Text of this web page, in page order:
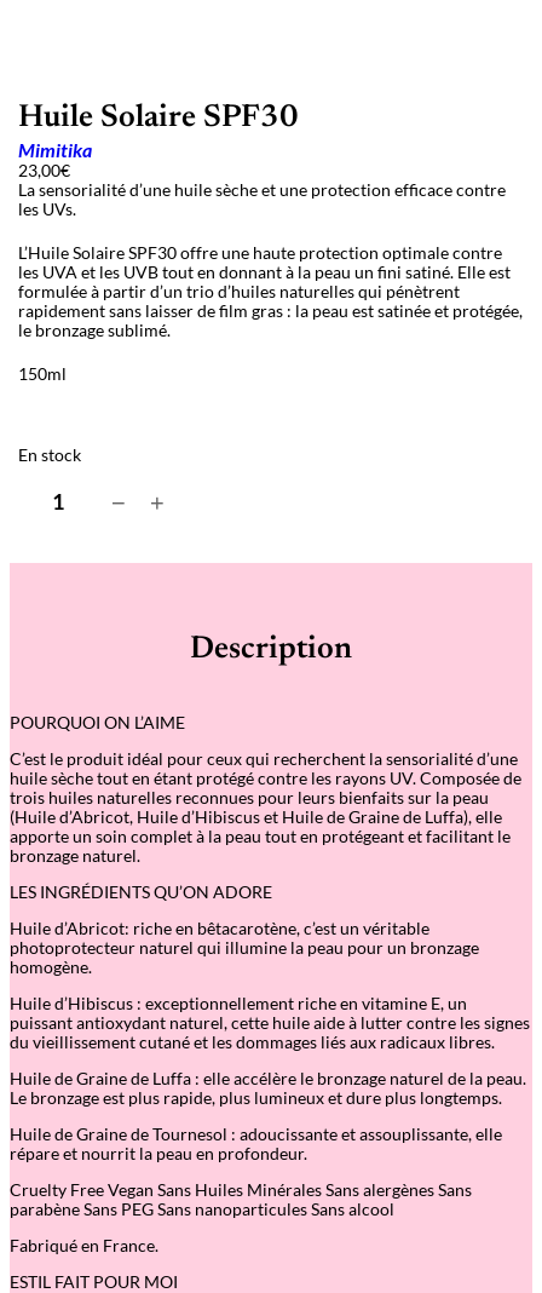
Huile Solaire SPF30
Mimitika
23,00€
La sensorialité d’une huile sèche et une protection efficace contre
les UVs.
L’Huile Solaire SPF30 offre une haute protection optimale contre
les UVA et les UVB tout en donnant à la peau un fini satiné. Elle est
formulée à partir d’un trio d’huiles naturelles qui pénètrent
rapidement sans laisser de film gras : la peau est satinée et protégée,
le bronzage sublimé.
150ml
En stock
t
i
e
S
o
l
a
i
e
S
P
F
3
0
− +
Description
POURQUOI ON L’AIME
C’est le produit idéal pour ceux qui recherchent la sensorialité d’une
huile sèche tout en étant protégé contre les rayons UV. Composée de
trois huiles naturelles reconnues pour leurs bienfaits sur la peau
(Huile d’Abricot, Huile d’Hibiscus et Huile de Graine de Luffa), elle
apporte un soin complet à la peau tout en protégeant et facilitant le
bronzage naturel.
LES INGRÉDIENTS QU’ON ADORE
Huile d’Abricot: riche en bêtacarotène, c’est un véritable
photoprotecteur naturel qui illumine la peau pour un bronzage
homogène.
Huile d’Hibiscus : exceptionnellement riche en vitamine E, un
puissant antioxydant naturel, cette huile aide à lutter contre les signes
du vieillissement cutané et les dommages liés aux radicaux libres.
Huile de Graine de Luffa : elle accélère le bronzage naturel de la peau.
Le bronzage est plus rapide, plus lumineux et dure plus longtemps.
Huile de Graine de Tournesol : adoucissante et assouplissante, elle
répare et nourrit la peau en profondeur.
Cruelty Free Vegan Sans Huiles Minérales Sans alergènes Sans
parabène Sans PEG Sans nanoparticules Sans alcool
Fabriqué en France.
ESTIL FAIT POUR MOI